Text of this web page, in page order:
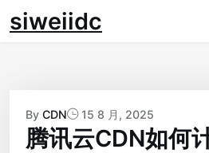
Skip
tosiweiidc
By CDN 15 8 月, 2025
腾讯云CDN如何